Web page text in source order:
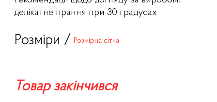
делікатне прання при 30 градусах
Розміри / Розмірна сітка
Товар закінчився